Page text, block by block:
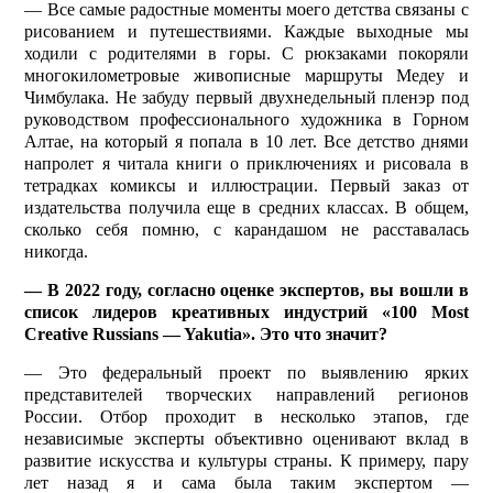
— Все самые радостные моменты моего детства связаны с
рисованием и путешествиями. Каждые выходные мы
ходили с родителями в горы. С рюкзаками покоряли
многокилометровые живописные маршруты Медеу и
Чимбулака. Не забуду первый двухнедельный пленэр под
руководством профессионального художника в Горном
Алтае, на который я попала в 10 лет. Все детство днями
напролет я читала книги о приключениях и рисовала в
тетрадках комиксы и иллюстрации. Первый заказ от
издательства получила еще в средних классах. В общем,
сколько себя помню, с карандашом не расставалась
никогда.
— В 2022 году, согласно оценке экспертов, вы вошли в
список лидеров креативных индустрий «100 Most
Creative Russians — Yakutia». Это что значит?
— Это федеральный проект по выявлению ярких
представителей творческих направлений регионов
России. Отбор проходит в несколько этапов, где
независимые эксперты объективно оценивают вклад в
развитие искусства и культуры страны. К примеру, пару
лет назад я и сама была таким экспертом —